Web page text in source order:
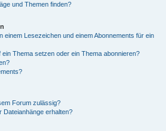
und Themen finden?
einem Lesezeichen und einem Abonnements für ein
Thema setzen oder ein Thema abonnieren?
Forum zulässig?
Dateianhänge erhalten?